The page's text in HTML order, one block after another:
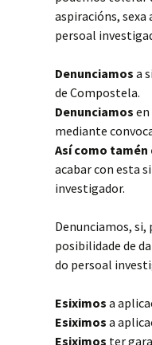
aspiracións,
persoal
Denunciamos a
de Compostela.
Denunciamos
mediante
Así como tamén
acabar con esta
investigador.
Denunciamos,
posibilidade de
do persoal
Esiximos a
Esiximos a
Esiximos ter